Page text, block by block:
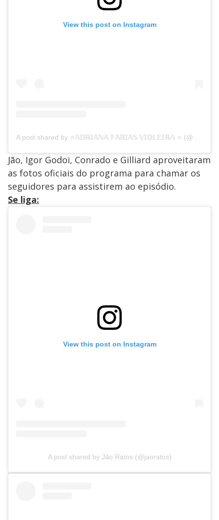
View this post on Instagram
Jão, Igor Godoi, Conrado e Gilliard aproveitaram
as fotos oficiais do programa para chamar os
seguidores para assistirem ao episódio.
Se liga:
View this post on Instagram
A post shared by Jão Ratos (@jaoratos)